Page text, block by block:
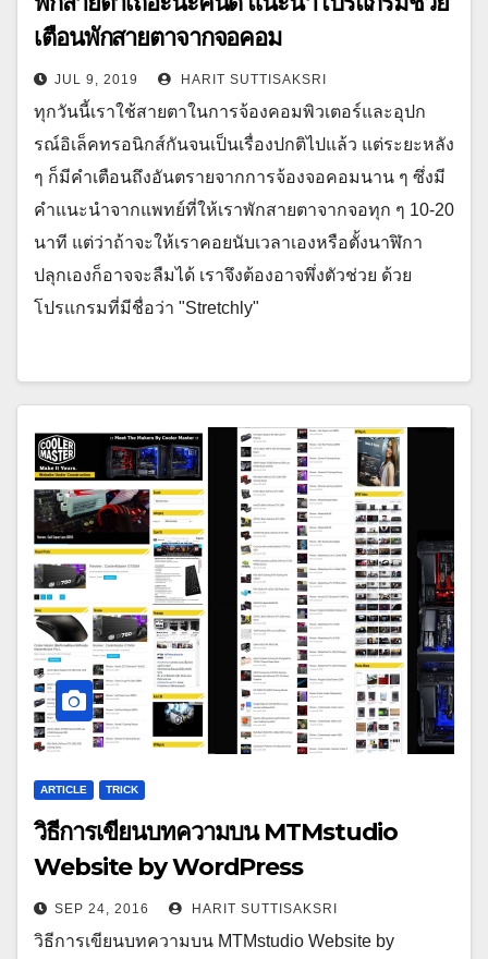
เตือนพักสายตาจากจอคอม
JUL 9, 2019 HARIT SUTTISAKSRI
ทุกวันนี้เราใช้สายตาในการจ้องคอมพิวเตอร์และอุปก
รณ์อิเล็คทรอนิกส์กันจนเป็นเรื่องปกติไปแล้ว แต่ระยะหลัง
ๆ ก็มีคำเตือนถึงอันตรายจากการจ้องจอคอมนาน ๆ ซึ่งมี
คำแนะนำจากแพทย์ที่ให้เราพักสายตาจากจอทุก ๆ 10-20
นาที แต่ว่าถ้าจะให้เราคอยนับเวลาเองหรือตั้งนาฬิกา
ปลุกเองก็อาจจะลืมได้ เราจึงต้องอาจพึ่งตัวช่วย ด้วย
โปรแกรมที่มีชื่อว่า "Stretchly"
ARTICLE TRICK
วิธีการเขียนบทความบน MTMstudio
Website by WordPress
SEP 24, 2016 HARIT SUTTISAKSRI
วิธีการเขียนบทความบน MTMstudio Website by